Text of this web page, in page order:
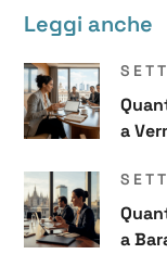
Leggi anche
a
a